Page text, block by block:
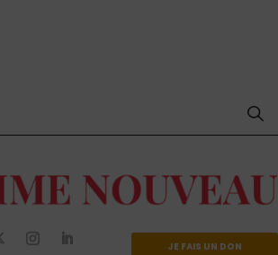
JE FAIS UN DON